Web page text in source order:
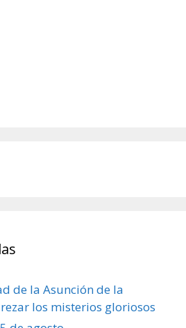
de la Asunción de la
los misterios gloriosos